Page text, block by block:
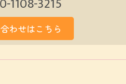
わせはこちら